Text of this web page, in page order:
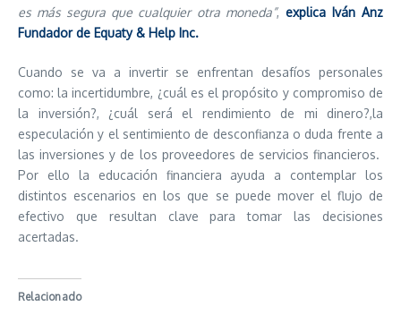
es más segura que cualquier otra moneda”, explica Iván Anz
Fundadorde Equaty & Help Inc.
Cuando se va a invertir se enfrentan desafíos personales
como: la incertidumbre, ¿cuál es el propósito y compromiso de
la inversión?, ¿cuál será el rendimiento de mi dinero?,la
especulación y el sentimiento de desconfianza o duda frente a
las inversiones y de los proveedores de servicios financieros.
Por ello la educación financiera ayuda a contemplar los
distintos escenarios en los que se puede mover el flujo de
efectivo que resultan clave para tomar las decisiones
acertadas.
Relacionado